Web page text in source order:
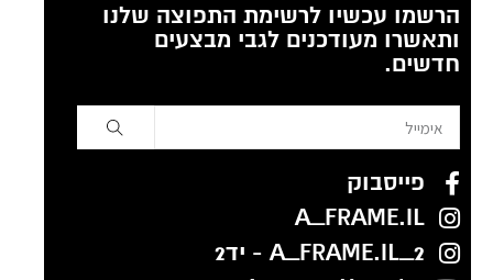
הרשמו עכשיו לרשימת התפוצה שלנו
ותאשרו מעודכנים לגבי מבצעים
חדשים.
פייסבוק
A_FRAME.IL
A_FRAME.IL_2 - יד2